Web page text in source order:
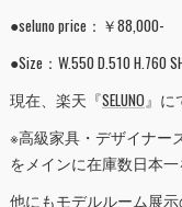
●seluno price：￥88,000-
●Size：W.550 D.510 H.760
現在、楽天『SELUNO』に
※高級家具・デザイナ
をメインに在庫数日本
他にもモデルルーム展